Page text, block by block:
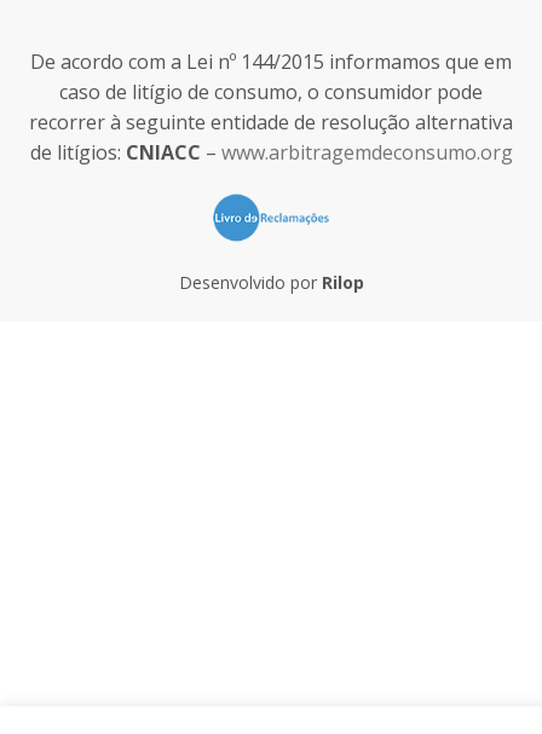
De acordo com a Lei nº 144/2015 informamos que em
caso de litígio de consumo, o consumidor pode
recorrer à seguinte entidade de resolução alternativa
de litígios: CNIACC – www.arbitragemdeconsumo.org
Desenvolvido por Rilop